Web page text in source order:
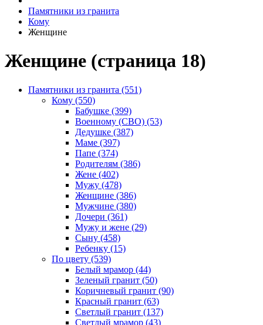
Памятники из гранита
Кому
Женщине
Женщине (страница 18)
Памятники из гранита (551)
Кому (550)
Бабушке (399)
Военному (СВО) (53)
Дедушке (387)
Маме (397)
Папе (374)
Родителям (386)
Жене (402)
Мужу (478)
Женщине (386)
Мужчине (380)
Дочери (361)
Мужу и жене (29)
Сыну (458)
Ребенку (15)
По цвету (539)
Белый мрамор (44)
Зеленый гранит (50)
Коричневый гранит (90)
Красный гранит (63)
Светлый гранит (137)
Светлый мрамор (43)